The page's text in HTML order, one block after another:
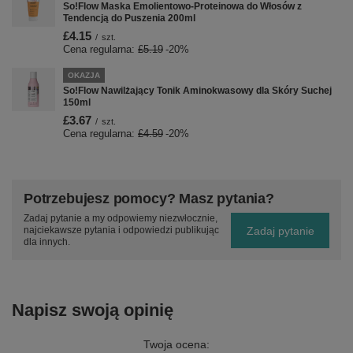
So!Flow Maska Emolientowo-Proteinowa do Włosów z
Tendencją do Puszenia 200ml
£4.15 / szt.
Cena regularna: £5.19 -20%
OKAZJA
So!Flow Nawilżający Tonik Aminokwasowy dla Skóry Suchej
150ml
£3.67 / szt.
Cena regularna: £4.59 -20%
Potrzebujesz pomocy? Masz pytania?
Zadaj pytanie a my odpowiemy niezwłocznie,
najciekawsze pytania i odpowiedzi publikując
dla innych.
Zadaj pytanie
Napisz swoją opinię
Twoja ocena: